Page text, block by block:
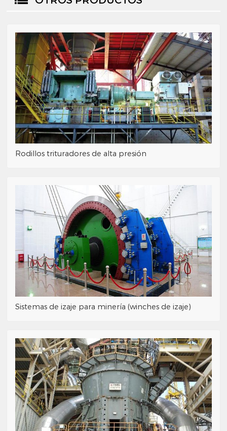
Rodillos trituradores de alta presión
Sistemas de izaje para minería (winches de izaje)